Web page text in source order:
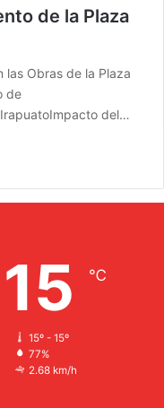
de la Plaza
las Obras de la Plaza
de
del…
15 ℃
15º - 15º
77%
2.68 km/h